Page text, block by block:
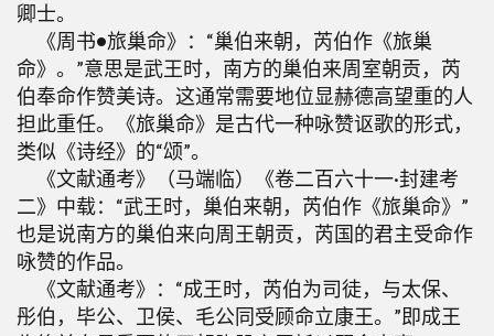
卿士。
《周书•旅巢命》：“巢伯来朝，芮伯作《旅巢
命》。”意思是武王时，南方的巢伯来周室朝贡，芮
伯奉命作赞美诗。这通常需要地位显赫德高望重的人
担此重任。《旅巢命》是古代一种咏赞讴歌的形式，
类似《诗经》的“颂”。
《文献通考》（马端临）《卷二百六十一·封建考
二》中载：“武王时，巢伯来朝，芮伯作《旅巢命》”
也是说南方的巢伯来向周王朝贡，芮国的君主受命作
咏赞的作品。
《文献通考》：“成王时，芮伯为司徒，与太保、
彤伯，毕公、卫侯、毛公同受顾命立康王。”即成王